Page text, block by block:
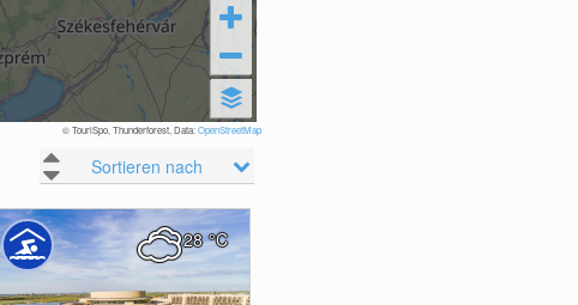
© TouriSpo, Thunderforest, Data:OpenStreetMap
Sortieren nach
28°C